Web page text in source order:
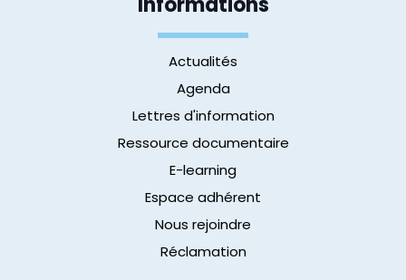
Actualités
Agenda
Lettres d'information
Ressource documentaire
E-learning
Espace adhérent
Nous rejoindre
Réclamation